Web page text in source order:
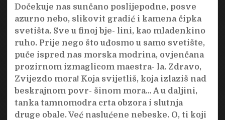
Dočekuje nas sunčano poslijepodne, posve
azurno nebo, slikovit gradić i kamena čipka
svetišta. Sve u finoj bje- lini, kao mladenkino
ruho. Prije nego što uđosmo u samo svetište,
puče ispred nas morska modrina, ovjenčana
prozirnom izmaglicom maestra- la. Zdravo,
Zvijezdo mora! Koja svijetliš, koja izlaziš nad
beskrajnom povr- šinom mora… A u daljini,
tanka tamnomodra crta obzora i slutnja
druge obale. Već naslućene nebeske. O, ti koji